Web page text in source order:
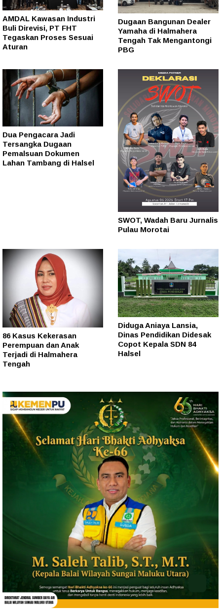
AMDAL Kawasan Industri
Buli Direvisi, PT FHT
Tegaskan Proses Sesuai
Aturan
Dugaan Bangunan Dealer
Yamaha di Halmahera
Tengah Tak Mengantongi
PBG
Dua Pengacara Jadi
Tersangka Dugaan
Pemalsuan Dokumen
Lahan Tambang di Halsel
SWOT, Wadah Baru Jurnalis
Pulau Morotai
86 Kasus Kekerasan
Perempuan dan Anak
Terjadi di Halmahera
Tengah
Diduga Aniaya Lansia,
Dinas Pendidikan Didesak
Copot Kepala SDN 84
Halsel